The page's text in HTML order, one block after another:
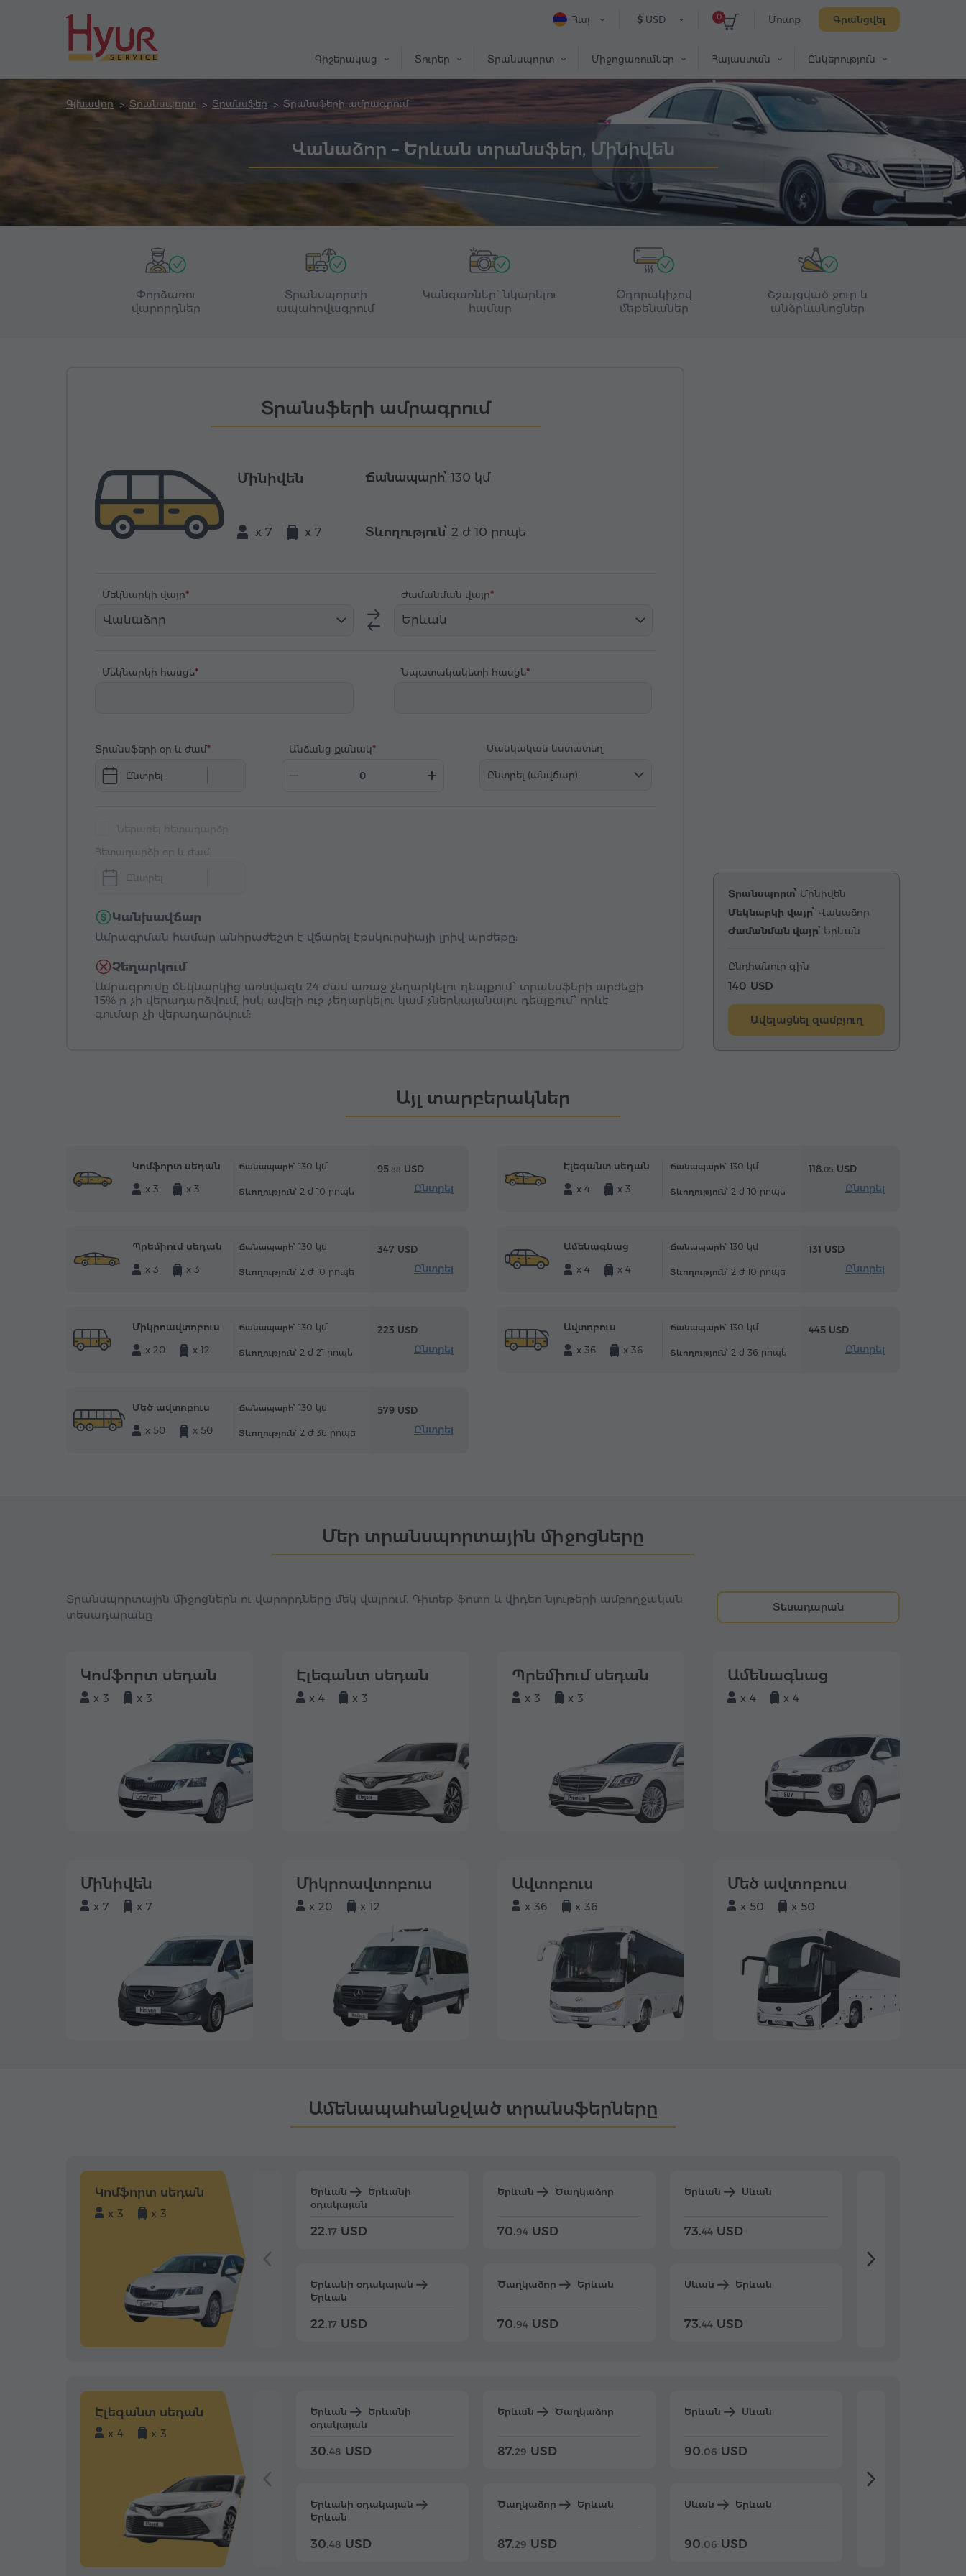
Մուտք Գրանցվել
0
$ USD
Հայ
Գիշերակաց Տուրեր Տրանսպորտ Միջոցառումներ Հայաստան Ընկերություն
Գլխավոր Տրանսպորտ Տրանսֆեր Տրանսֆերի ամրագրում
Վանաձոր – Երևան տրանսֆեր, Մինիվեն
Փորձառու
վարորդներ
Տրանսպորտի
ապահովագրում
Կանգառներ` նկարելու
համար
Օդորակիչով
մեքենաներ
Շշալցված ջուր և
անձրևանոցներ
Տրանսֆերի ամրագրում
Մինիվեն
x 7 x 7
Ճանապարհ՝ 130 կմ
Տևողություն՝ 2 ժ 10 րոպե
Մեկնարկի վայր
Վանաձոր
Ժամանման վայր
Երևան
Մեկնարկի հասցե Նպատակակետի հասցե
Տրանսֆերի օր և ժամ
Ընտրել
Անձանց քանակ Մանկական նստատեղ
Ընտրել (անվճար)
Հետադարձի օր և ժամ
Ընտրել
Կանխավճար
Ամրագրման համար անհրաժեշտ է վճարել էքսկուրսիայի լրիվ արժեքը:
Չեղարկում
Ամրագրումը մեկնարկից առնվազն 24 ժամ առաջ չեղարկելու դեպքում՝ տրանսֆերի արժեքի
15%-ը չի վերադարձվում, իսկ ավելի ուշ չեղարկելու կամ չներկայանալու դեպքում՝ որևէ
գումար չի վերադարձվում:
Տրանսպորտ՝ Մինիվեն
Մեկնարկի վայր՝ Վանաձոր
Ժամանման վայր՝ Երևան
Ընդհանուր գին
140 USD
Ավելացնել զամբյուղ
Այլ տարբերակներ
Կոմֆորտ սեդան
x 3
x 3
Ճանապարհ՝ 130 կմ
Տևողություն՝ 2 ժ 10 րոպե
95.88 USD
Ընտրել
Էլեգանտ սեդան
x 4
x 3
Ճանապարհ՝ 130 կմ
Տևողություն՝ 2 ժ 10 րոպե
118.05 USD
Ընտրել
Պրեմիում սեդան
x 3
x 3
Ճանապարհ՝ 130 կմ
Տևողություն՝ 2 ժ 10 րոպե
347 USD
Ընտրել
Ամենագնաց
x 4
x 4
Ճանապարհ՝ 130 կմ
Տևողություն՝ 2 ժ 10 րոպե
131 USD
Ընտրել
Միկրոավտոբուս
x 20
x 12
Ճանապարհ՝ 130 կմ
Տևողություն՝ 2 ժ 21 րոպե
223 USD
Ընտրել
Ավտոբուս
x 36
x 36
Ճանապարհ՝ 130 կմ
Տևողություն՝ 2 ժ 36 րոպե
445 USD
Ընտրել
Մեծ ավտոբուս
x 50
x 50
Ճանապարհ՝ 130 կմ
Տևողություն՝ 2 ժ 36 րոպե
579 USD
Ընտրել
Մեր տրանսպորտային միջոցները
Տրանսպորտային միջոցներն ու վարորդները մեկ վայրում. Դիտեք ֆոտո և վիդեո նյութերի ամբողջական
տեսադարանը
Տեսադարան
Կոմֆորտ սեդան
x 3 x 3
Էլեգանտ սեդան
x 4 x 3
Պրեմիում սեդան
x 3 x 3
Ամենագնաց
x 4 x 4
Մինիվեն
x 7 x 7
Միկրոավտոբուս
x 20 x 12
Ավտոբուս
x 36 x 36
Մեծ ավտոբուս
x 50 x 50
Ամենապահանջված տրանսֆերները
Կոմֆորտ սեդան
x 3 x 3
Երևան
Երևանի
օդակայան
22.17 USD
Երևանի օդակայան
Երևան
22.17 USD
Երևան Ծաղկաձոր
70.94 USD
Ծաղկաձոր Երևան
70.94 USD
Երևան Սևան
73.44 USD
Սևան Երևան
73.44 USD
Էլեգանտ սեդան
x 4 x 3
Երևան
Երևանի
օդակայան
30.48 USD
Երևանի օդակայան
Երևան
30.48 USD
Երևան Ծաղկաձոր
87.29 USD
Ծաղկաձոր Երևան
87.29 USD
Երևան Սևան
90.06 USD
Սևան Երևան
90.06 USD